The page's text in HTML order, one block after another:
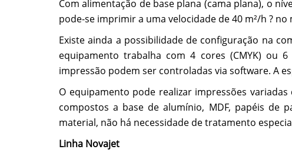
Com alimentação de base plana (cama plana), o
pode-se imprimir a uma velocidade de 40 m²/h ?
Existe ainda a possibilidade de configuração na
equipamento trabalha com 4 cores (CMYK) ou
impressão podem ser controladas via software. A
O equipamento pode realizar impressões
compostos a base de alumínio, MDF, papéis de
material, não há necessidade de tratamento
Linha Novajet